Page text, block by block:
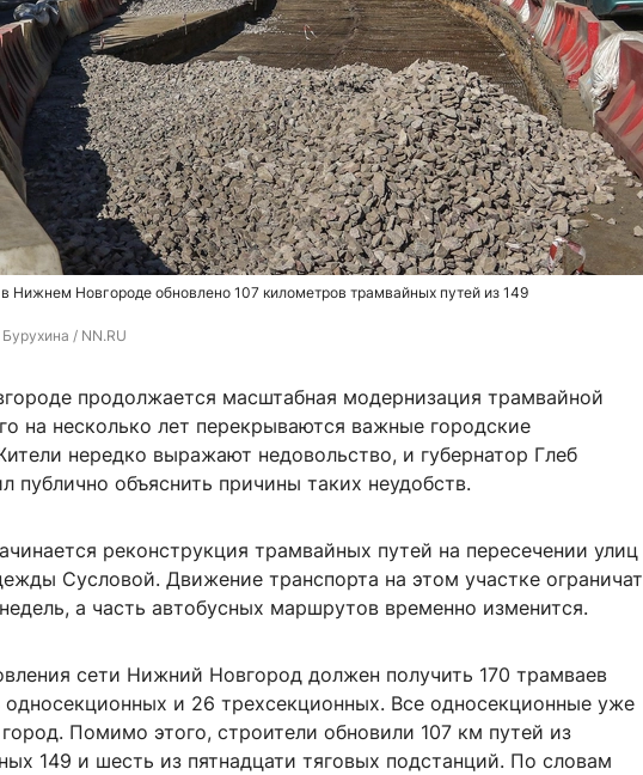
Нижнем Новгороде обновлено 107 километров трамвайных путей из 149
/ NN.RU
продолжается масштабная модернизация трамвайной
на несколько лет перекрываются важные городские
нередко выражают недовольство, и губернатор Глеб
публично объяснить причины таких неудобств.
реконструкция трамвайных путей на пересечении улиц
Сусловой. Движение транспорта на этом участке ограничат
а часть автобусных маршрутов временно изменится.
сети Нижний Новгород должен получить 170 трамваев
и 26 трехсекционных. Все односекционные уже
Помимо этого, строители обновили 107 км путей из
149 и шесть из пятнадцати тяговых подстанций. По словам